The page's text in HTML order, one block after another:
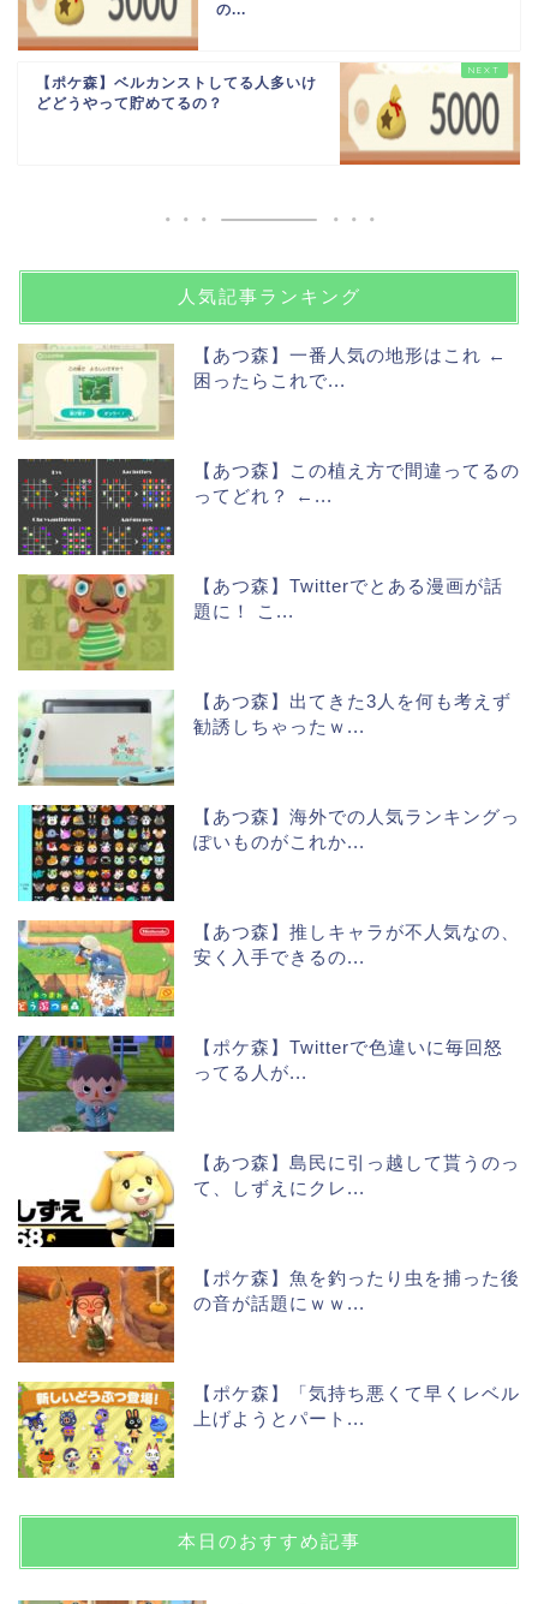
の...
【ポケ森】ベルカンストしてる人多いけ
どどうやって貯めてるの？
人気記事ランキング
【あつ森】一番人気の地形はこれ ←
困ったらこれで...
【あつ森】この植え方で間違ってるの
ってどれ？ ←...
【あつ森】Twitterでとある漫画が話
題に！ こ...
【あつ森】出てきた3人を何も考えず
勧誘しちゃったｗ...
【あつ森】海外での人気ランキングっ
ぽいものがこれか...
【あつ森】推しキャラが不人気なの、
安く入手できるの...
【ポケ森】Twitterで色違いに毎回怒
ってる人が...
【あつ森】島民に引っ越して貰うのっ
て、しずえにクレ...
【ポケ森】魚を釣ったり虫を捕った後
の音が話題にｗｗ...
【ポケ森】「気持ち悪くて早くレベル
上げようとパート...
本日のおすすめ記事